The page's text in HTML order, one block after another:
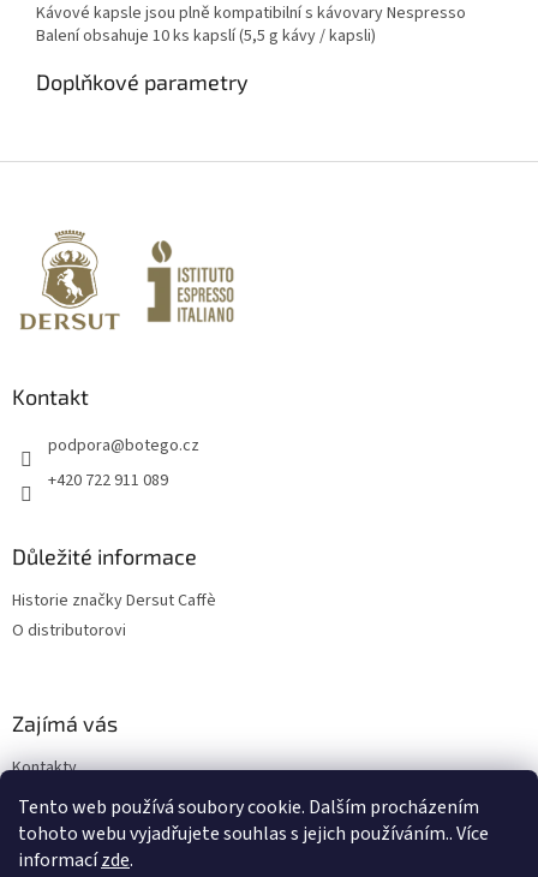
Tento web používá soubory cookie. Dalším procházením
tohoto webu vyjadřujete souhlas s jejich používáním.. Více
informacízde.
Kávové kapsle jsou plně kompatibilní s kávovary Nespresso
Balení obsahuje 10 ks kapslí (5,5 g kávy / kapsli)
Doplňkové parametry
Kontakt
podpora@botego.cz
+420 722 911 089
Důležité informace
Historie značky Dersut Caffè
O distributorovi
Zajímá vás
Kontakty
Blog